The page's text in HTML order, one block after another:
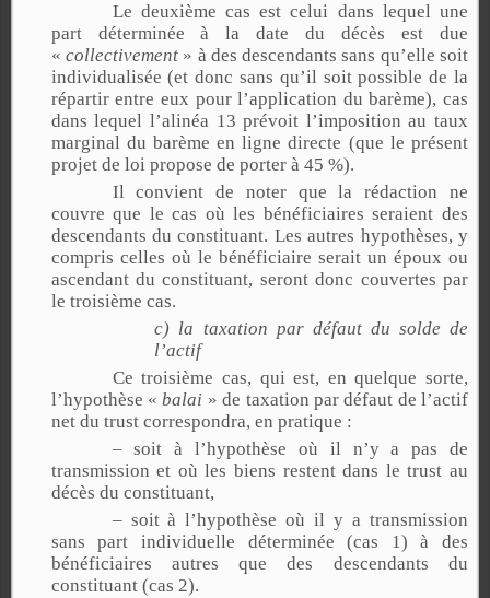
Le deuxième cas est celui dans lequel une
part déterminée à la date du décès est due
« collectivement» à des descendants sans qu’elle soit
individualisée (et donc sans qu’il soit possible de la
répartir entre eux pour l’application du barème), cas
dans lequel l’alinéa 13 prévoit l’imposition au taux
marginal du barème en ligne directe (que le présent
projet de loi propose de porter à 45 %).
Il convient de noter que la rédaction ne
couvre que le cas où les bénéficiaires seraient des
descendants du constituant. Les autres hypothèses, y
compris celles où le bénéficiaire serait un époux ou
ascendant du constituant, seront donc couvertes par
le troisième cas.
c) la taxation par défaut du solde de
l’actif
Ce troisième cas, qui est, en quelque sorte,
l’hypothèse «balai » de taxation par défaut de l’actif
net du trust correspondra, en pratique :
– soit à l’hypothèse où il n’y a pas de
transmission et où les biens restent dans le trust au
décès du constituant,
– soit à l’hypothèse où il y a transmission
sans part individuelle déterminée (cas 1) à des
bénéficiaires autres que des descendants du
constituant (cas 2).